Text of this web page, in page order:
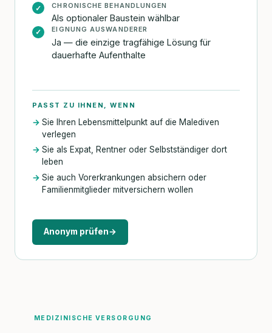
✓ CHRONISCHE BEHANDLUNGEN
Als optionaler Baustein wählbar
✓ EIGNUNG AUSWANDERER
Ja — die einzige tragfähige Lösung für
dauerhafte Aufenthalte
PASST ZU IHNEN, WENN
Sie Ihren Lebensmittelpunkt auf die Malediven
verlegen
Sie als Expat, Rentner oder Selbstständiger dort
leben
Sie auch Vorerkrankungen absichern oder
Familienmitglieder mitversichern wollen
Anonym prüfen→
MEDIZINISCHE VERSORGUNG